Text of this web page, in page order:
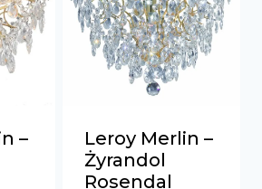
–
Leroy Merlin –
Żyrandol
Rosendal